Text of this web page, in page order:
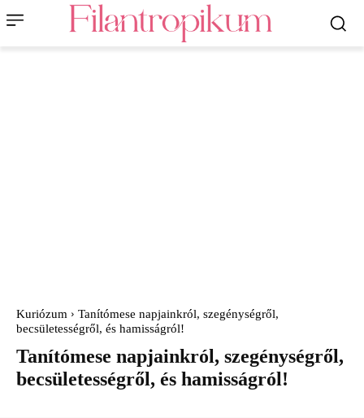
Kuriózum
Tanítómese napjainkról, szegénységről,
becsületességről, és hamisságról!
Tanítómese napjainkról, szegénységről,
becsületességről, és hamisságról!